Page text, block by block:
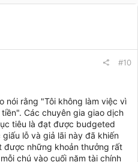
#10
nói rằng "Tôi không làm việc vì
Các chuyên gia giao dịch
tiêu là đạt được budgeted
lỗ và giả lãi này đã khiến
được những khoản thưởng rất
chú vào cuối năm tài chính